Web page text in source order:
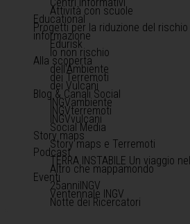
Attività con scuole
Educational
Progetti per la riduzione del
informazione
Edurisk
Io non rischio
Alla scoperta
dell'Ambiente
dei Terremoti
dei Vulcani
Blog & Canali Social
INGVambiente
INGVterremoti
INGVvulcani
Social Media
Story maps
Story maps e Terremoti
Podcast
TERRA INSTABILE Un viaggio
Altro che mappamondo
Eventi
25anniINGV
Ventennale INGV
Notte dei Ricercatori